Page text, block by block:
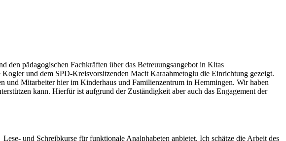
pädagogischen Fachkräften über das Betreuungsangebot in Kitas
und dem SPD-Kreisvorsitzenden Macit Karaahmetoglu die Einrichtung gezeigt.
und Mitarbeiter hier im Kinderhaus und Familienzentrum in Hemmingen. Wir haben
kann. Hierfür ist aufgrund der Zuständigkeit aber auch das Engagement der
und Schreibkurse für funktionale Analphabeten anbietet. Ich schätze die Arbeit des